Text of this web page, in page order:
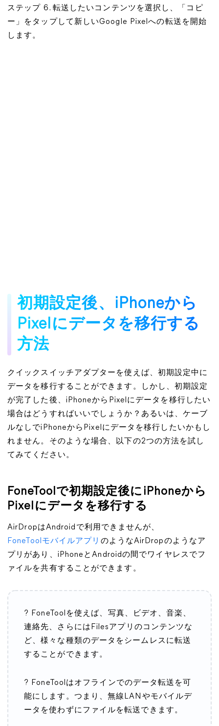
ステップ 6. 転送したいコンテンツを選択し、「コピ
ー」をタップして新しいGoogle Pixelへの転送を開始
します。
初期設定後、iPhoneから
Pixelにデータを移行する
方法
クイックスイッチアダプターを使えば、初期設定中に
データを移行することができます。しかし、初期設定
が完了した後、iPhoneからPixelにデータを移行したい
場合はどうすればいいでしょうか？あるいは、ケーブ
ルなしでiPhoneからPixelにデータを移行したいかもし
れません。そのような場合、以下の2つの方法を試し
てみてください。
FoneToolで初期設定後にiPhoneから
Pixelにデータを移行する
AirDropはAndroidで利用できませんが、
FoneToolモバイルアプリ のようなAirDropのようなア
プリがあり、iPhoneとAndroidの間でワイヤレスでフ
ァイルを共有することができます。
? FoneToolを使えば、写真、ビデオ、音楽、
連絡先、さらにはFilesアプリのコンテンツな
ど、様々な種類のデータをシームレスに転送
することができます。
? FoneToolはオフラインでのデータ転送を可
能にします。つまり、無線LANやモバイルデ
ータを使わずにファイルを転送できます。